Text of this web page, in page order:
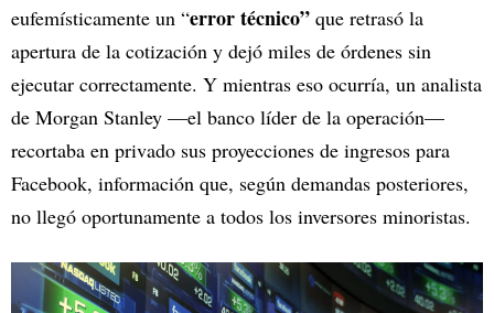
eufemísticamente un “error técnico” que retrasó la
apertura de la cotización y dejó miles de órdenes sin
ejecutar correctamente. Y mientras eso ocurría, un analista
de Morgan Stanley —el banco líder de la operación—
recortaba en privado sus proyecciones de ingresos para
Facebook, información que, según demandas posteriores,
no llegó oportunamente a todos los inversores minoristas.